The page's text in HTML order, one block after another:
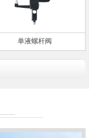
单液螺杆阀